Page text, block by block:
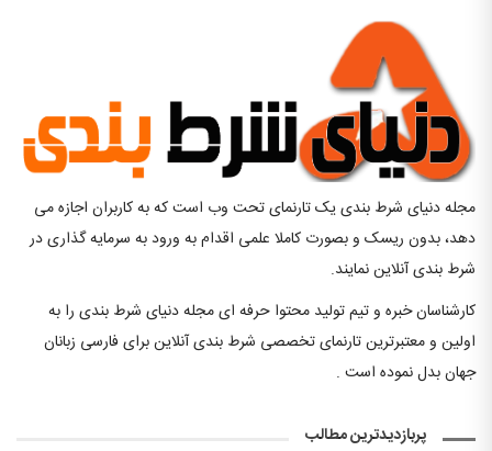
مجله دنیای شرط بندی یک تارنمای تحت وب است که به کاربران اجازه می
دهد، بدون ریسک و بصورت کاملا علمی اقدام به ورود به سرمایه گذاری در
شرط بندی آنلاین نمایند.
کارشناسان خبره و تیم تولید محتوا حرفه ای مجله دنیای شرط بندی را به
اولین و معتبرترین تارنمای تخصصی شرط بندی آنلاین برای فارسی زبانان
جهان بدل نموده است .
پربازدیدترین مطالب